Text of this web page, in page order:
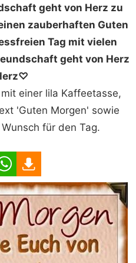
geht von Herz zu
zauberhaften Guten
Tag mit vielen
geht von Herz
einer lila Kaffeetasse,
'Guten Morgen' sowie
für den Tag.